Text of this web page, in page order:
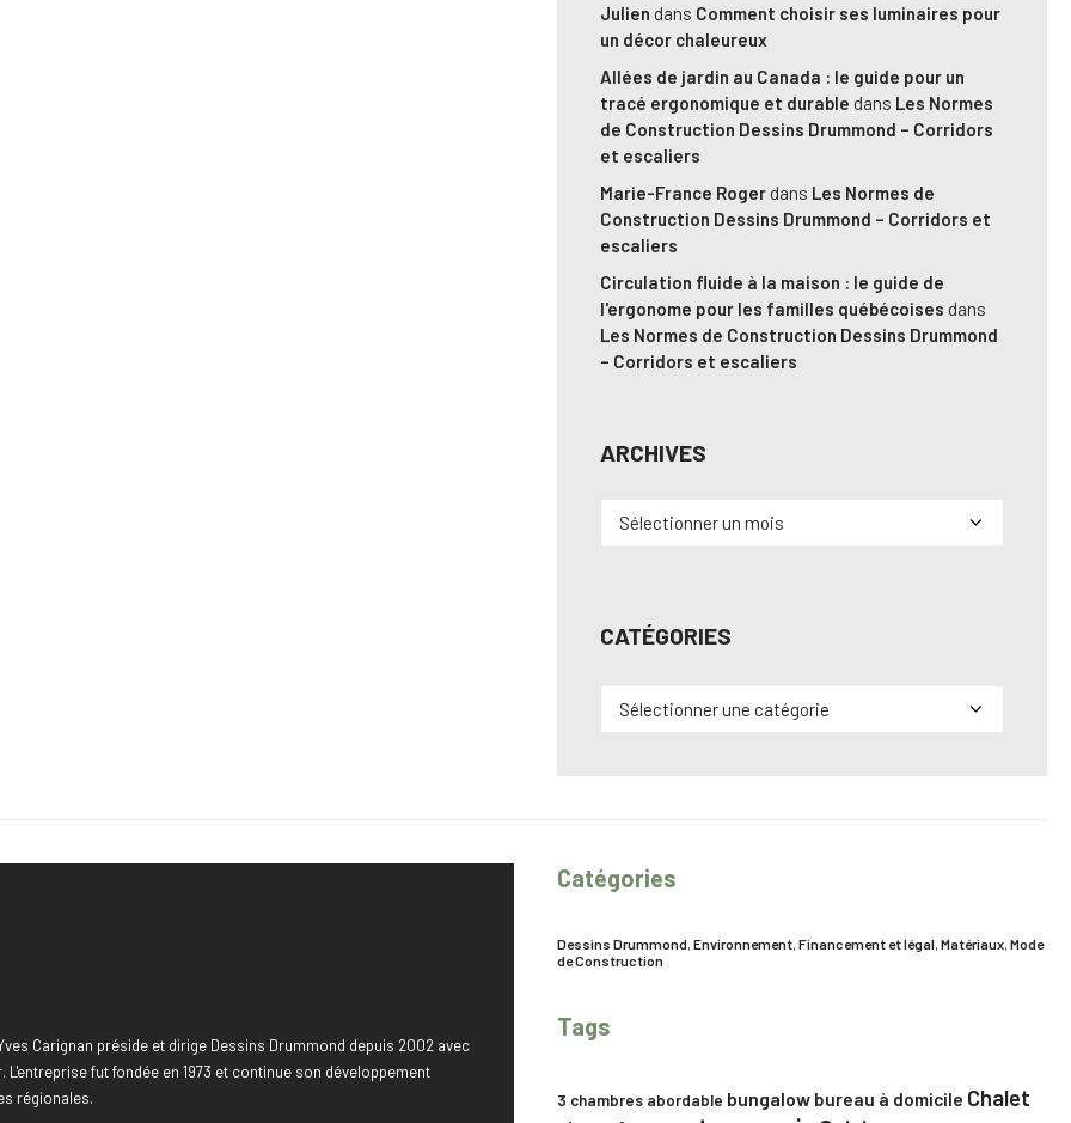
Julien dans Comment choisir ses luminaires pour
un décor chaleureux
Allées de jardin au Canada : le guide pour un
tracé ergonomique et durable dans Les Normes
de Construction Dessins Drummond – Corridors
et escaliers
Marie-France Roger dans Les Normes de
Construction Dessins Drummond – Corridors et
escaliers
Circulation fluide à la maison : le guide de
l'ergonome pour les familles québécoises dans
Les Normes de Construction Dessins Drummond
– Corridors et escaliers
ARCHIVES
Archives
CATÉGORIES
Catégories
Carignan préside et dirige Dessins Drummond depuis 2002 avec
fut fondée en 1973 et continue son développement
régionales.
Catégories
Dessins Drummond, Environnement, Financement et légal, Matériaux, Mode
de Construction
Tags
3 chambres abordable bungalow bureau à domicile Chalet